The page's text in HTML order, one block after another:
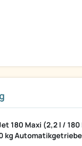
180 Maxi (2,2 l / 180
kg Automatikgetriebe